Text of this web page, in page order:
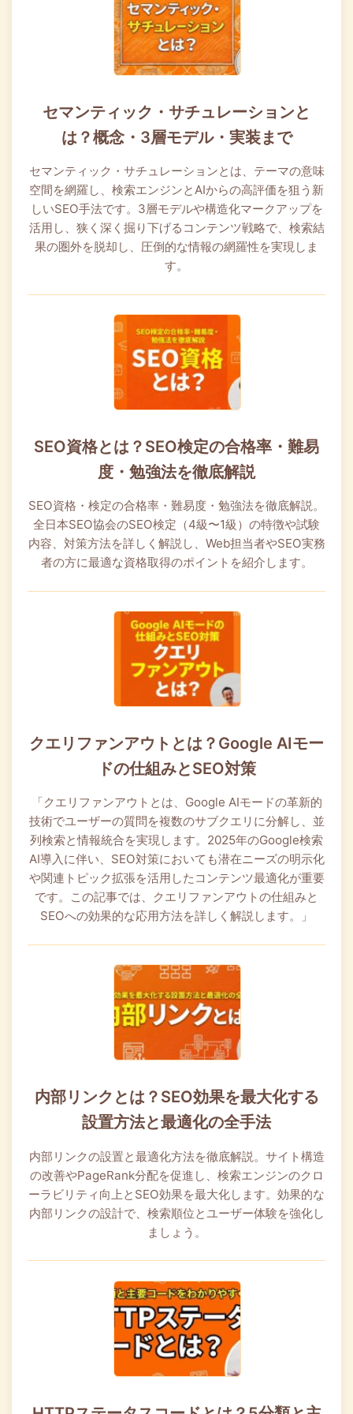
セマンティック・サチュレーションと
は？概念・3層モデル・実装まで
セマンティック・サチュレーションとは、テーマの意味
空間を網羅し、検索エンジンとAIからの高評価を狙う新
しいSEO手法です。3層モデルや構造化マークアップを
活用し、狭く深く掘り下げるコンテンツ戦略で、検索結
果の圏外を脱却し、圧倒的な情報の網羅性を実現しま
す。
SEO資格とは？SEO検定の合格率・難易
度・勉強法を徹底解説
SEO資格・検定の合格率・難易度・勉強法を徹底解説。
全日本SEO協会のSEO検定（4級〜1級）の特徴や試験
内容、対策方法を詳しく解説し、Web担当者やSEO実務
者の方に最適な資格取得のポイントを紹介します。
クエリファンアウトとは？Google AIモー
ドの仕組みとSEO対策
「クエリファンアウトとは、Google AIモードの革新的
技術でユーザーの質問を複数のサブクエリに分解し、並
列検索と情報統合を実現します。2025年のGoogle検索
AI導入に伴い、SEO対策においても潜在ニーズの明示化
や関連トピック拡張を活用したコンテンツ最適化が重要
です。この記事では、クエリファンアウトの仕組みと
SEOへの効果的な応用方法を詳しく解説します。」
内部リンクとは？SEO効果を最大化する
設置方法と最適化の全手法
内部リンクの設置と最適化方法を徹底解説。サイト構造
の改善やPageRank分配を促進し、検索エンジンのクロ
ーラビリティ向上とSEO効果を最大化します。効果的な
内部リンクの設計で、検索順位とユーザー体験を強化し
ましょう。